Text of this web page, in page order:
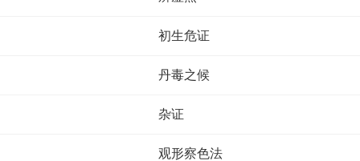
初生危证
丹毒之候
杂证
观形察色法